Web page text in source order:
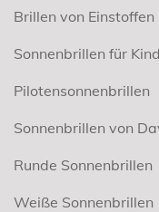
Brillen von Einstoffen
Sonnenbrillen für
Pilotensonnenbrillen
Sonnenbrillen von
Runde Sonnenbrillen
Weiße Sonnenbrillen